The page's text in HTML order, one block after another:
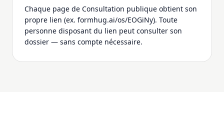
Chaque page de Consultation publique obtient son
propre lien (ex. formhug.ai/os/EOGiNy). Toute
personne disposant du lien peut consulter son
dossier — sans compte nécessaire.